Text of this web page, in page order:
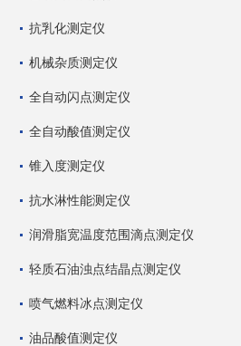
抗乳化测定仪
机械杂质测定仪
全自动闪点测定仪
全自动酸值测定仪
锥入度测定仪
抗水淋性能测定仪
润滑脂宽温度范围滴点测定仪
轻质石油浊点结晶点测定仪
喷气燃料冰点测定仪
油品酸值测定仪